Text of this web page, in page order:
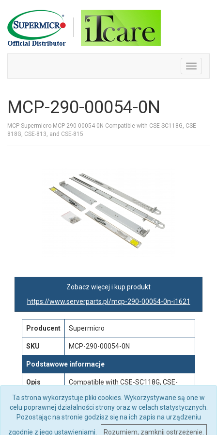
Skip
to
content
Toggle
MCP-290-00054-0N
MCP Supermicro MCP-290-00054-0N Compatible with CSE-SC118G, CSE-
818G, CSE-813, and CSE-815
Zobacz więcej i kup produkt
https://www.serverparts.pl/mcp-290-00054-0n-i1621
Producent Supermicro
SKU MCP-290-00054-0N
Podstawowe informacje
Opis
Compatible with CSE-SC118G, CSE-
Ta strona wykorzystuje pliki cookies. Wykorzystywane są one w
celu poprawnej działalności strony oraz w celach statystycznych.
Pozostając na stronie godzisz się na ich zapis na urządzeniu
zgodnie z jego ustawieniami.
Rozumiem, zamknij ostrzeżenie.